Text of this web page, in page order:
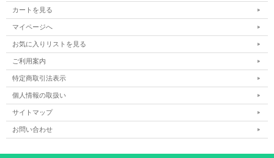
カートを見る
マイページへ
お気に入りリストを見る
ご利用案内
特定商取引法表示
個人情報の取扱い
サイトマップ
お問い合わせ